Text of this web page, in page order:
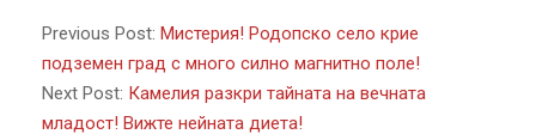
08-
07
Previous Post: Мистерия! Родопско село крие
подземен град с много силно магнитно поле!
Next Post: Камелия разкри тайната на вечната
младост! Вижте нейната диета!